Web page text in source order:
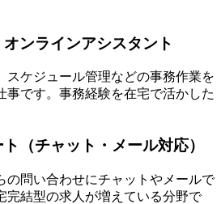
ンラインアシスタント
スケジュール管理などの事務作業を
事です。事務経験を在宅で活かした
（チャット・メール対応）
の問い合わせにチャットやメールで
完結型の求人が増えている分野で